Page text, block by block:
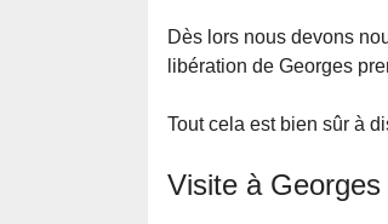
Dès lors nous devons
libération de Georges
Tout cela est bien sûr à
Visite à